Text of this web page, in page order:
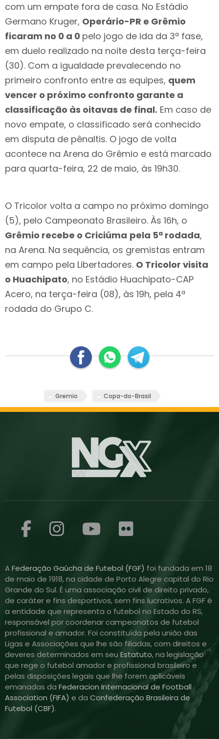
com um empate fora de casa. No Estádio
Germano Kruger, Operário-PR e Grêmio
ficaram no 0 a 0 pelo jogo de ida da 3ª fase,
em duelo realizado na noite desta terça-feira
(30). Com a igualdade prevalecendo no
primeiro confronto entre as equipes, quem
vencer o próximo confronto garante a
classificação às oitavas de final. Em caso de
novo empate, o classificado será conhecido
em disputa de pênaltis. O jogo de volta
acontece na Arena do Grêmio e está marcado
para quarta-feira, 22 de maio, às 19h30.
O Tricolor volta a campo no próximo domingo
(5), pelo Campeonato Brasileiro. Às 16h, o
Grêmio recebe o Criciúma pela 5ª rodada,
na Arena. Na sequência, os gremistas entram
em campo pela Libertadores. O Tricolor visita
o Huachipato, no Estádio Huachipato-CAP
Acero, na terça-feira (08), às 19h, pela 4ª
rodada do Grupo C.
Gremio Copa-do-Brasil
AFederação Gaúcha de Futebol (FGF) foi fundada em 18
de maio de 1918, na cidade de Porto Alegre capital do Rio
Grande do Sul. É uma associação civil de direito privado,
de caráter e fins desportivos, sem fins lucrativos. A FGF é
a entidade que representa o futebol no Estado do RS,
responsável por coordenar campeonatos de futebol
profissional e amador. Foi constituída pela união das
Ligas e Associações que lhe são filiadas, com direitos e
deveres determinados em seu Estatuto, na legislação
que rege o futebol amador e profissional brasileiro e
pelas disposições legais que lhe forem aplicáveis
emanadas da Federacion Internacional de Football
Association (FIFA) e da Confederação Brasileira de
Futebol (CBF).